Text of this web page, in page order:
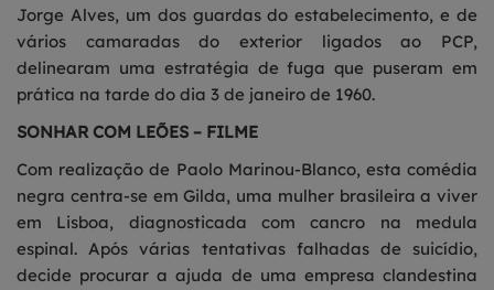
Jorge Alves, um dos guardas do estabelecimento, e de
vários camaradas do exterior ligados ao PCP,
delinearam uma estratégia de fuga que puseram em
prática na tarde do dia 3 de janeiro de 1960.
SONHAR COM LEÕES – FILME
Com realização de Paolo Marinou-Blanco, esta comédia
negra centra-se em Gilda, uma mulher brasileira a viver
em Lisboa, diagnosticada com cancro na medula
espinal. Após várias tentativas falhadas de suicídio,
decide procurar a ajuda de uma empresa clandestina